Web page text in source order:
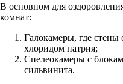
В основном для
комнат:
Галокамеры, где
хлоридом натрия;
Спелеокамеры с
сильвинита.